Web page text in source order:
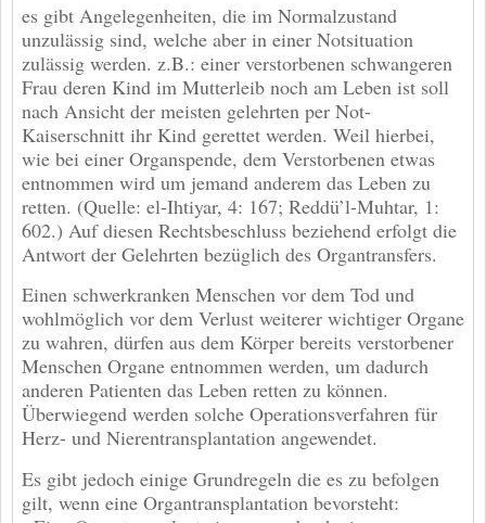
es gibt Angelegenheiten, die im Normalzustand
unzulässig sind, welche aber in einer Notsituation
zulässig werden. z.B.: einer verstorbenen schwangeren
Frau deren Kind im Mutterleib noch am Leben ist soll
nach Ansicht der meisten gelehrten per Not-
Kaiserschnitt ihr Kind gerettet werden. Weil hierbei,
wie bei einer Organspende, dem Verstorbenen etwas
entnommen wird um jemand anderem das Leben zu
retten. (Quelle: el-Ihtiyar, 4: 167; Reddü’l-Muhtar, 1:
602.) Auf diesen Rechtsbeschluss beziehend erfolgt die
Antwort der Gelehrten bezüglich des Organtransfers.
Einen schwerkranken Menschen vor dem Tod und
wohlmöglich vor dem Verlust weiterer wichtiger Organe
zu wahren, dürfen aus dem Körper bereits verstorbener
Menschen Organe entnommen werden, um dadurch
anderen Patienten das Leben retten zu können.
Überwiegend werden solche Operationsverfahren für
Herz- und Nierentransplantation angewendet.
Es gibt jedoch einige Grundregeln die es zu befolgen
gilt, wenn eine Organtransplantation bevorsteht: